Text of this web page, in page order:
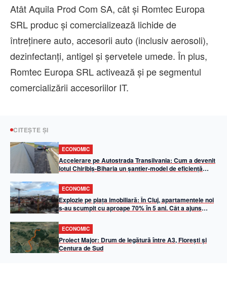
Atât Aquila Prod Com SA, cât şi Romtec Europa
SRL produc şi comercializează lichide de
întreţinere auto, accesorii auto (inclusiv aerosoli),
dezinfectanţi, antigel şi şervetele umede. În plus,
Romtec Europa SRL activează şi pe segmentul
comercializării accesoriilor IT.
CITEȘTE ȘI
ECONOMIC
Accelerare pe Autostrada Transilvania: Cum a devenit
lotul Chiribiș-Biharia un șantier-model de eficiență
ECONOMIC
Explozie pe piața imobiliară: În Cluj, apartamentele noi
s-au scumpit cu aproape 70% în 5 ani. Cât a ajuns
ECONOMIC
Proiect Major: Drum de legătură între A3, Florești și
Centura de Sud